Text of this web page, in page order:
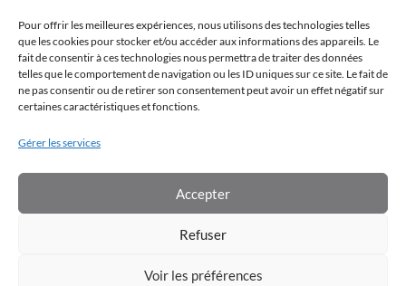
Pour offrir les meilleures expériences, nous utilisons des technologies telles
que les cookies pour stocker et/ou accéder aux informations des appareils. Le
fait de consentir à ces technologies nous permettra de traiter des données
telles que le comportement de navigation ou les ID uniques sur ce site. Le fait de
ne pas consentir ou de retirer son consentement peut avoir un effet négatif sur
certaines caractéristiques et fonctions.
Gérer les services
Accepter
Refuser
Voir les préférences
Nos outils GRATUITS
Notre École
Notre équipe
Témoignages
Le blog
Aides et support technique